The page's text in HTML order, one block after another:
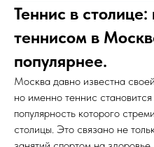
Теннис в
теннисом в
популярнее.
Москва давно известна
но именно теннис
популярность которого
столицы. Это связано не